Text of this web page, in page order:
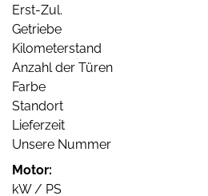
Erst-Zul.
Getriebe
Kilometerstand
Anzahl der Türen
Farbe
Standort
Lieferzeit
Unsere Nummer
Motor:
kW / PS